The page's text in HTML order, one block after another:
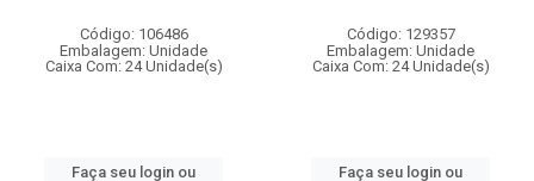
Código: 106486
Embalagem: Unidade
Caixa Com: 24 Unidade(s)
Faça seu login ou
Código: 129357
Embalagem: Unidade
Caixa Com: 24 Unidade(s)
Faça seu login ou